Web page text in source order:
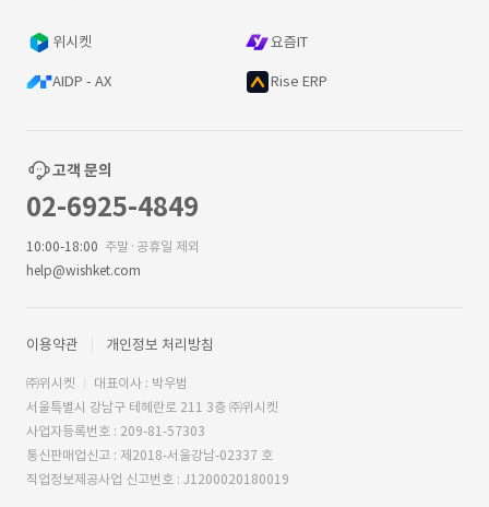
위시켓 요즘IT
AIDP - AX Rise ERP
고객 문의
02-6925-4849
10:00-18:00 주말·공휴일 제외
help@wishket.com
이용약관 개인정보 처리방침
㈜위시켓
대표이사 : 박우범
서울특별시 강남구 테헤란로 211 3층 ㈜위시켓
사업자등록번호 : 209-81-57303
통신판매업신고 : 제2018-서울강남-02337 호
직업정보제공사업 신고번호 : J1200020180019